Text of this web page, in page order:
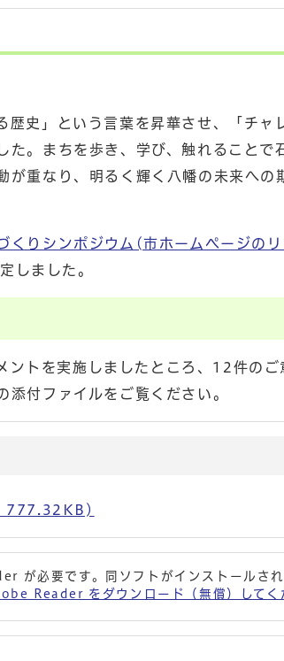
史」という言葉を昇華させ、「チャ
。まちを歩き、学び、触れることで
重なり、明るく輝く八幡の未来への
くりシンポジウム(市ホームページの
しました。
トを実施しましたところ、12件のご
付ファイルをご覧ください。
777.32KB)
が必要です。同ソフトがインストールされ
Reader をダウンロード（無償）してく